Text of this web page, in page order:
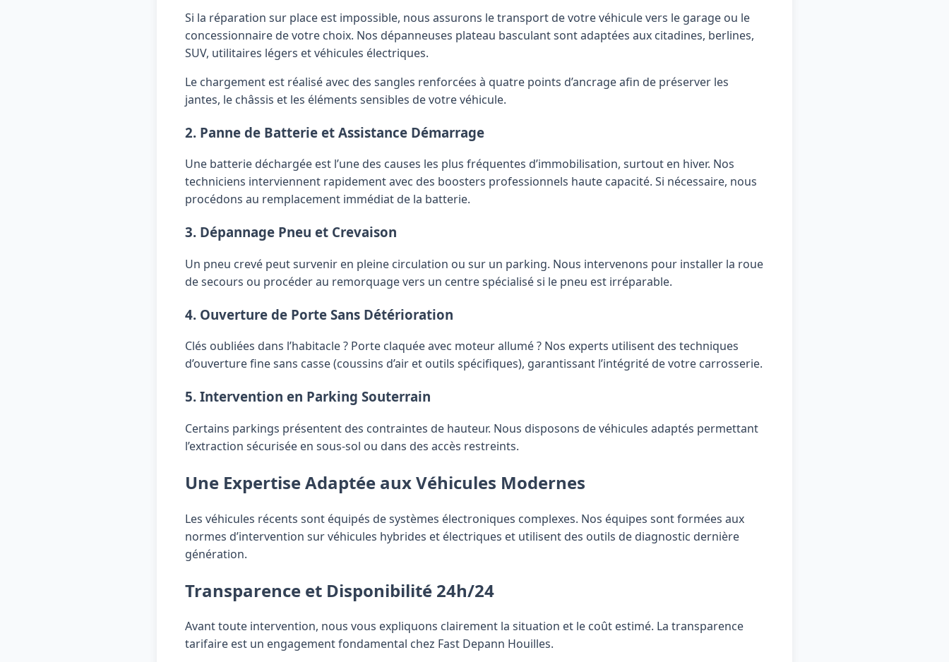
Si la réparation sur place est impossible, nous assurons le transport de votre véhicule vers le garage ou le
concessionnaire de votre choix. Nos dépanneuses plateau basculant sont adaptées aux citadines, berlines,
SUV, utilitaires légers et véhicules électriques.
Le chargement est réalisé avec des sangles renforcées à quatre points d’ancrage afin de préserver les
jantes, le châssis et les éléments sensibles de votre véhicule.
2. Panne de Batterie et Assistance Démarrage
Une batterie déchargée est l’une des causes les plus fréquentes d’immobilisation, surtout en hiver. Nos
techniciens interviennent rapidement avec des boosters professionnels haute capacité. Si nécessaire, nous
procédons au remplacement immédiat de la batterie.
3. Dépannage Pneu et Crevaison
Un pneu crevé peut survenir en pleine circulation ou sur un parking. Nous intervenons pour installer la roue
de secours ou procéder au remorquage vers un centre spécialisé si le pneu est irréparable.
4. Ouverture de Porte Sans Détérioration
Clés oubliées dans l’habitacle ? Porte claquée avec moteur allumé ? Nos experts utilisent des techniques
d’ouverture fine sans casse (coussins d’air et outils spécifiques), garantissant l’intégrité de votre carrosserie.
5. Intervention en Parking Souterrain
Certains parkings présentent des contraintes de hauteur. Nous disposons de véhicules adaptés permettant
l’extraction sécurisée en sous-sol ou dans des accès restreints.
Une Expertise Adaptée aux Véhicules Modernes
Les véhicules récents sont équipés de systèmes électroniques complexes. Nos équipes sont formées aux
normes d’intervention sur véhicules hybrides et électriques et utilisent des outils de diagnostic dernière
génération.
Transparence et Disponibilité 24h/24
Avant toute intervention, nous vous expliquons clairement la situation et le coût estimé. La transparence
tarifaire est un engagement fondamental chez Fast Depann Houilles.